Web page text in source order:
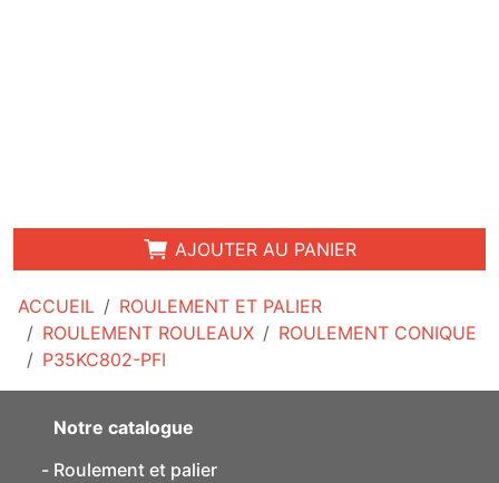
ACCUEIL
ROULEMENT ET PALIER
ROULEMENT ROULEAUX
ROULEMENT CONIQUE
P35KC802-PFI
AJOUTER AU PANIER
Notre catalogue
Roulement et palier